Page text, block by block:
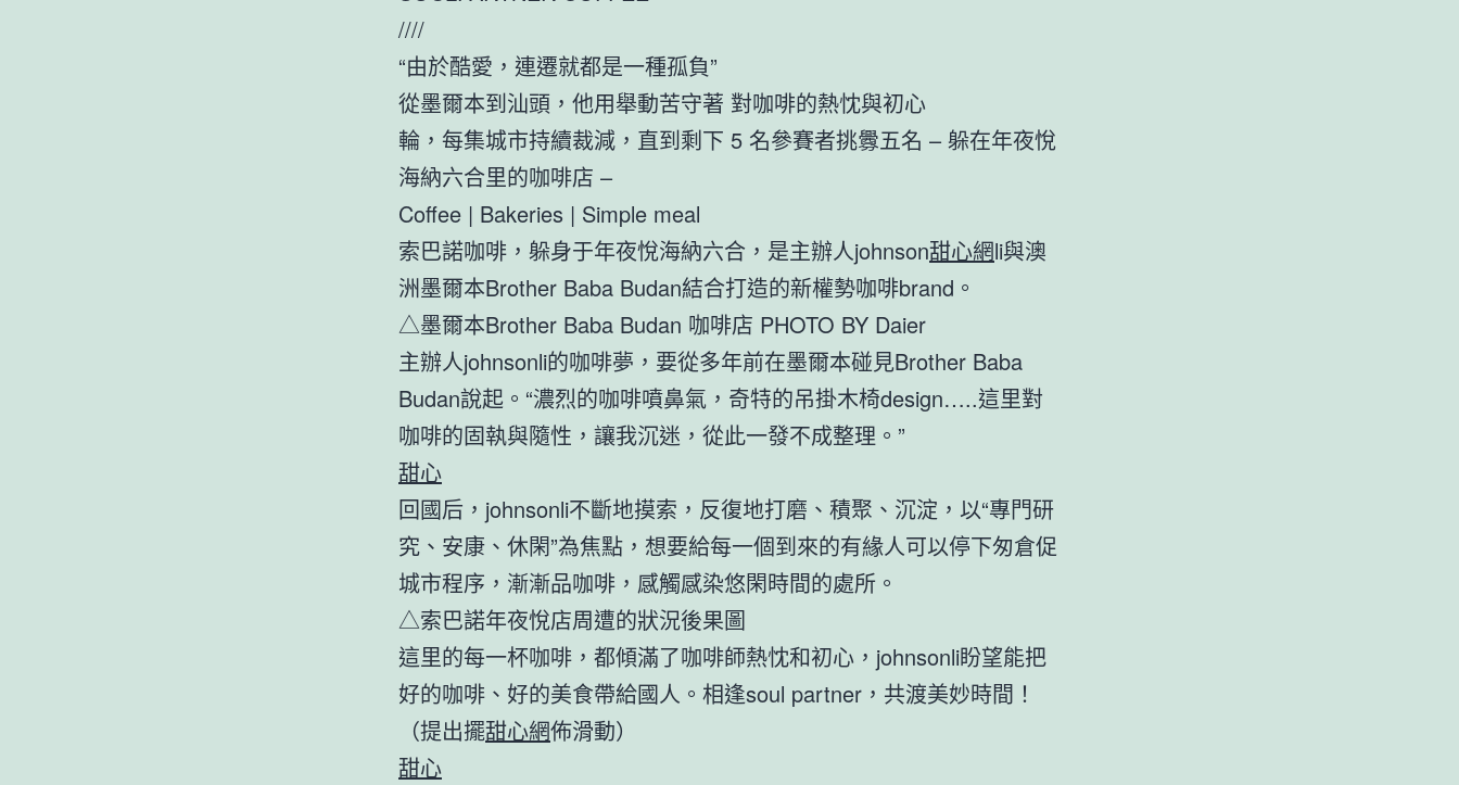
////
“由於酷愛，連遷就都是一種孤負”
從墨爾本到汕頭，他用舉動苦守著 對咖啡的熱忱與初心
輪，每集城市持續裁減，直到剩下 5 名參賽者挑釁五名 – 躲在年夜悅
海納六合里的咖啡店 –
Coffee | Bakeries | Simple meal
索巴諾咖啡，躲身于年夜悅海納六合，是主辦人johnson甜心網li與澳
洲墨爾本Brother Baba Budan結合打造的新權勢咖啡brand。
△墨爾本Brother Baba Budan 咖啡店 PHOTO BY Daier
主辦人johnsonli的咖啡夢，要從多年前在墨爾本碰見Brother Baba
Budan說起。“濃烈的咖啡噴鼻氣，奇特的吊掛木椅design…..這里對
咖啡的固執與隨性，讓我沉迷，從此一發不成整理。”
甜心
回國后，johnsonli不斷地摸索，反復地打磨、積聚、沉淀，以“專門研
究、安康、休閑”為焦點，想要給每一個到來的有緣人可以停下匆倉促
城市程序，漸漸品咖啡，感觸感染悠閑時間的處所。
△索巴諾年夜悅店周遭的狀況後果圖
這里的每一杯咖啡，都傾滿了咖啡師熱忱和初心，johnsonli盼望能把
好的咖啡、好的美食帶給國人。相逢soul partner，共渡美妙時間！
（提出擺甜心網佈滑動）
甜心